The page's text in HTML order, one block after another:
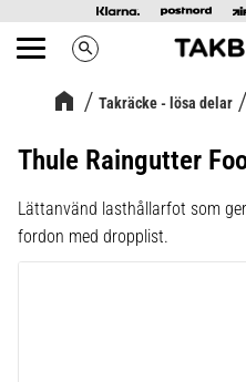
Meny search
Takräcke - lösa delar
Thule Raingutter
Lättanvänd lasthållarfot som
fordon med dropplist.